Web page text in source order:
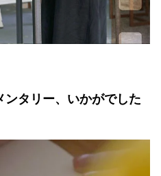
ンタリー、いかがでした